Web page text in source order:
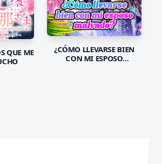
QUE ME
¿CÓMO LLEVARSE BIEN
CON MI ESPOSO